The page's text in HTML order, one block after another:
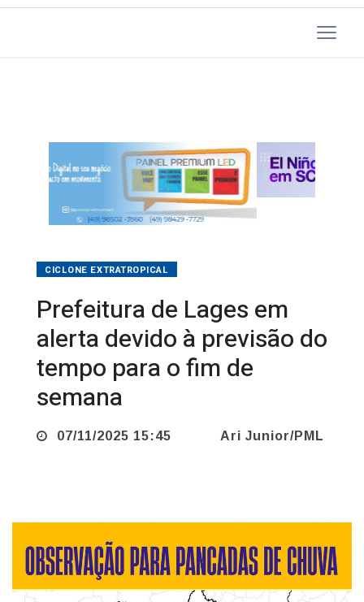
Prefeitura de Lages em
alerta devido à previsão do
tempo para o fim de
semana
07/11/2025 15:45